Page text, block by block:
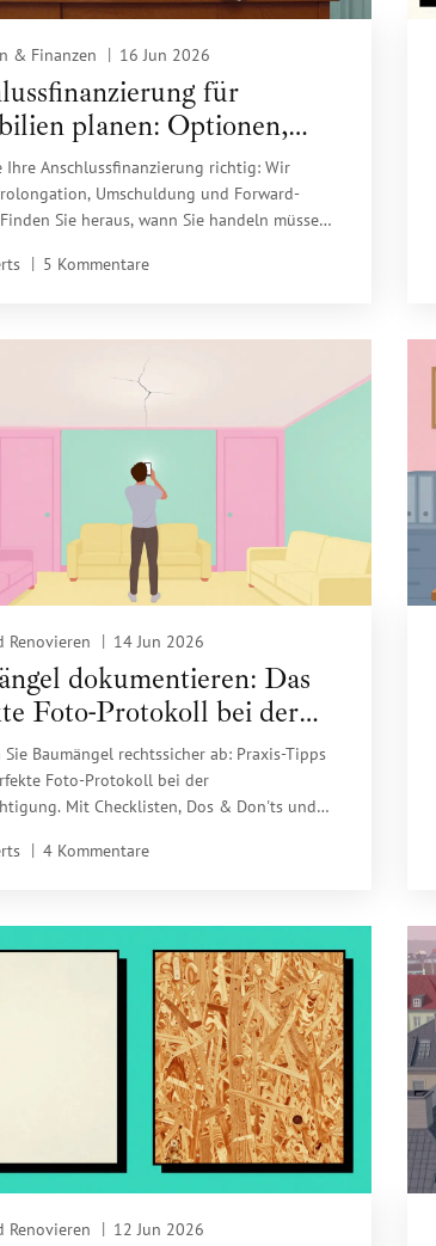
& Finanzen 16 Jun 2026
für
planen: Optionen,
und Kosten sparen
Ihre Anschlussfinanzierung richtig: Wir
Umschuldung und Forward-
Sie heraus, wann Sie handeln müssen,
5 Kommentare
Renovieren 14 Jun 2026
dokumentieren: Das
Foto-Protokoll bei der
Sie Baumängel rechtssicher ab: Praxis-Tipps
Foto-Protokoll bei der
Mit Checklisten, Dos & Don'ts und
4 Kommentare
Renovieren 12 Jun 2026